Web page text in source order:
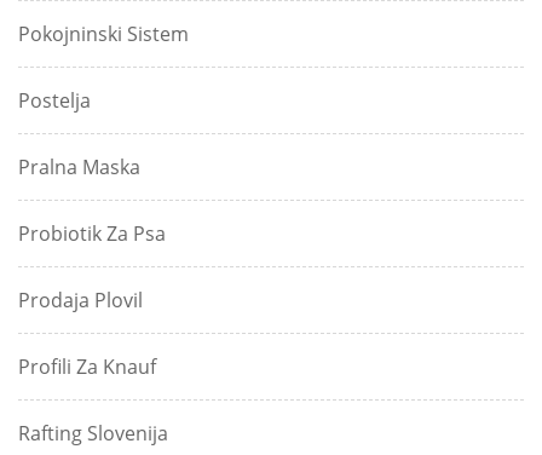
Pokojninski Sistem
Postelja
Pralna Maska
Probiotik Za Psa
Prodaja Plovil
Profili Za Knauf
Rafting Slovenija